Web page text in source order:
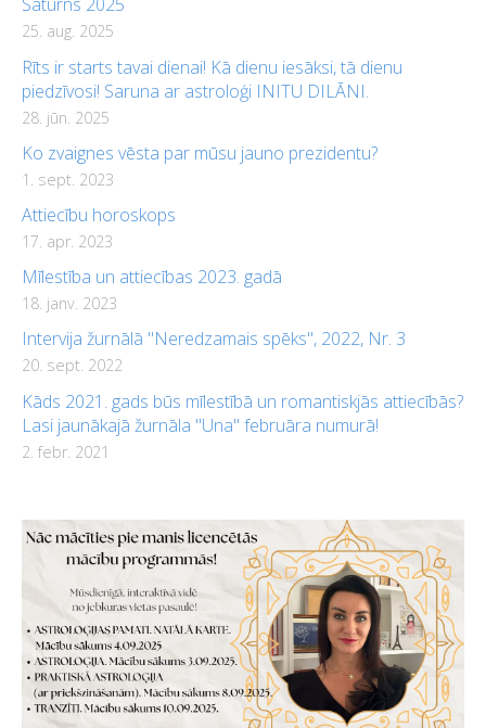
Saturns 2025
25. aug. 2025
Rīts ir starts tavai dienai! Kā dienu iesāksi, tā dienu
piedzīvosi! Saruna ar astroloģi INITU DILĀNI.
28. jūn. 2025
Ko zvaignes vēsta par mūsu jauno prezidentu?
1. sept. 2023
Attiecību horoskops
17. apr. 2023
Mīlestība un attiecības 2023. gadā
18. janv. 2023
Intervija žurnālā "Neredzamais spēks", 2022, Nr. 3
20. sept. 2022
Kāds 2021. gads būs mīlestībā un romantiskjās attiecībās?
Lasi jaunākajā žurnāla "Una" februāra numurā!
2. febr. 2021